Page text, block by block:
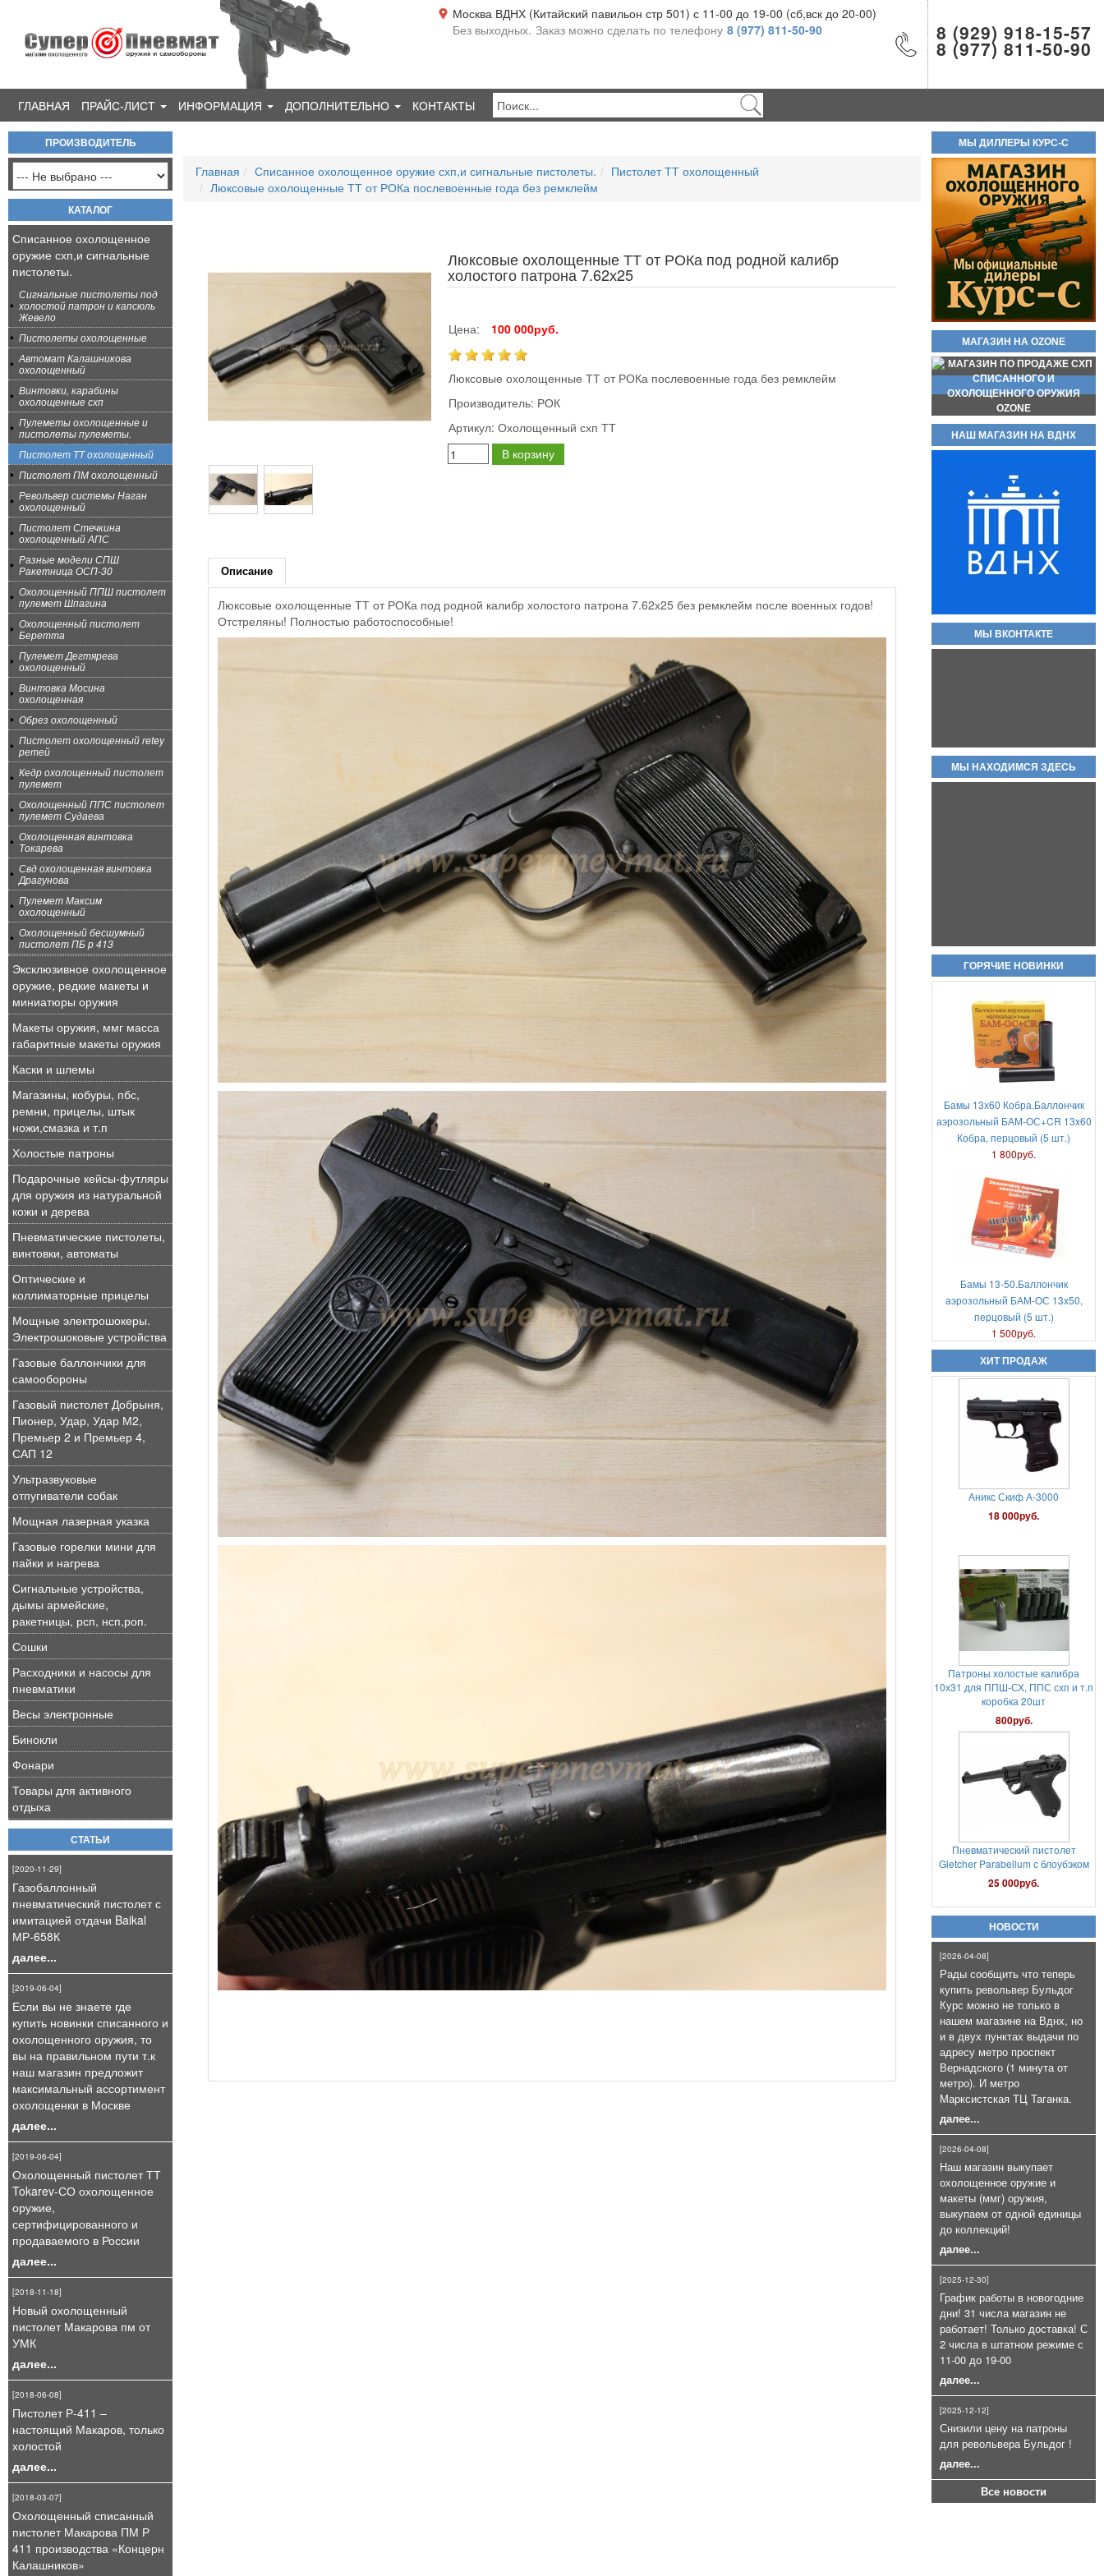
Москва ВДНХ (Китайский павильон стр 501) с 11-00 до 19-00 (сб,вск до 20-00)
Без выходных. Заказ можно сделать по телефону 8 (977) 811-50-90 8 (929) 918-15-57
8 (977) 811-50-90
ГЛАВНАЯ ПРАЙС-ЛИСТ ИНФОРМАЦИЯ ДОПОЛНИТЕЛЬНО КОНТАКТЫ
ПРОИЗВОДИТЕЛЬ
КАТАЛОГ
Списанное охолощенное
оружие схп,и сигнальные
пистолеты.
Сигнальные пистолеты под
холостой патрон и капсюль
Жевело
Пистолеты охолощенные
Автомат Калашникова
охолощенный
Винтовки, карабины
охолощенные схп
Пулеметы охолощенные и
пистолеты пулеметы.
Пистолет ТТ охолощенный
Пистолет ПМ охолощенный
Револьвер системы Наган
охолощенный
Пистолет Стечкина
охолощенный АПС
Разные модели СПШ
Ракетница ОСП-30
Охолощенный ППШ пистолет
пулемет Шпагина
Охолощенный пистолет
Беретта
Пулемет Дегтярева
охолощенный
Винтовка Мосина
охолощенная
Обрез охолощенный
Пистолет охолощенный retey
ретей
Кедр охолощенный пистолет
пулемет
Охолощенный ППС пистолет
пулемет Судаева
Охолощенная винтовка
Токарева
Свд охолощенная винтовка
Драгунова
Пулемет Максим
охолощенный
Охолощенный бесшумный
пистолет ПБ р 413
Эксклюзивное охолощенное
оружие, редкие макеты и
миниатюры оружия
Макеты оружия, ммг масса
габаритные макеты оружия
Каски и шлемы
Магазины, кобуры, пбс,
ремни, прицелы, штык
ножи,смазка и т.п
Холостые патроны
Подарочные кейсы-футляры
для оружия из натуральной
кожи и дерева
Пневматические пистолеты,
винтовки, автоматы
Оптические и
коллиматорные прицелы
Мощные электрошокеры.
Электрошоковые устройства
Газовые баллончики для
самообороны
Газовый пистолет Добрыня,
Пионер, Удар, Удар М2,
Премьер 2 и Премьер 4,
САП 12
Ультразвуковые
отпугиватели собак
Мощная лазерная указка
Газовые горелки мини для
пайки и нагрева
Сигнальные устройства,
дымы армейские,
ракетницы, рсп, нсп,роп.
Сошки
Расходники и насосы для
пневматики
Весы электронные
Бинокли
Фонари
Товары для активного
отдыха
СТАТЬИ
[2020-11-29]
Газобаллонный
пневматический пистолет с
имитацией отдачи Baikal
МР-658К
далее...
[2019-06-04]
Если вы не знаете где
купить новинки списанного и
охолощенного оружия, то
вы на правильном пути т.к
наш магазин предложит
максимальный ассортимент
охолощенки в Москве
далее...
[2019-06-04]
Охолощенный пистолет ТТ
Tokarev-СО охолощенное
оружие,
сертифицированного и
продаваемого в России
далее...
[2018-11-18]
Новый охолощенный
пистолет Макарова пм от
УМК
далее...
[2018-06-08]
Пистолет Р-411 –
настоящий Макаров, только
холостой
далее...
[2018-03-07]
Охолощенный списанный
пистолет Макарова ПМ Р
411 производства «Концерн
Калашников»
МЫ ДИЛЛЕРЫ КУРС-С
МАГАЗИН НА OZONE
НАШ МАГАЗИН НА ВДНХ
МЫ ВКОНТАКТЕ
МЫ НАХОДИМСЯ ЗДЕСЬ
ГОРЯЧИЕ НОВИНКИ
Бамы 13х60 Кобра.Баллончик
аэрозольный БАМ-ОС+CR 13x60
Кобра, перцовый (5 шт.)
1 800руб.
Бамы 13-50.Баллончик
аэрозольный БАМ-ОС 13x50,
перцовый (5 шт.)
1 500руб.
ХИТ ПРОДАЖ
ОПТ!! В полном комплекте!
Самовывоз доступен по трем
адресам.
55 000руб.
Баллон СО2 Quarta 12гр.
60руб.
Магазин для пистолета макарова
(пм) складские новые без
и подавателем.
2 000руб.
Охолощенный пистолет ПМ
Р-411 СХП В НАЛИЧИИ
КОВАНЫЕ ВАРИАНТЫ!!
Пневматический пистолет Аникс
А-112 (Anics A-112)
Аэрозольный газовый пистолет
Удар-М2
6 000руб.
Аникс Скиф А-3000
18 000руб.
Патроны холостые калибра
10х31 для ППШ-СХ, ППС схп и т.п
коробка 20шт
Пневматический пистолет
Gletcher Parabellum с блоубэком
25 000руб.
Патроны сигнальные Hilti
Коричневые к LOM-S и Сталкеру
(100 шт)
Газовый баллончик Black OS+CS
75мл очень эффективный
800руб.
Патроны сигнальные 4 калибра
для СПШ ракетницы (26, 5 мм.)
400руб.
Холостой патрон 9Р.А (9П,А)
9Х22мм пачка 20шт
НОВОСТИ
[2026-04-08]
Рады сообщить что теперь
купить револьвер Бульдог
Курс можно не только в
нашем магазине на Вднх, но
и в двух пунктах выдачи по
адресу метро проспект
Вернадского (1 минута от
метро). И метро
Марксистская ТЦ Таганка.
далее...
[2026-04-08]
Наш магазин выкупает
охолощенное оружие и
макеты (ммг) оружия,
выкупаем от одной единицы
до коллекций!
далее...
[2025-12-30]
График работы в новогодние
дни! 31 числа магазин не
работает! Только доставка! С
2 числа в штатном режиме с
11-00 до 19-00
далее...
[2025-12-12]
Снизили цену на патроны
для револьвера Бульдог !
далее...
Все новости
Главная Списанное охолощенное оружие схп,и сигнальные пистолеты.
Пистолет ТТ охолощенный
Люксовые охолощенные ТТ от РОКа послевоенные года без ремклейм
Люксовые охолощенные ТТ от РОКа под родной калибр
холостого патрона 7.62х25
Цена: 100 000руб.
Люксовые охолощенные ТТ от РОКа послевоенные года без ремклейм
Производитель: РОК
Артикул: Охолощенный схп ТТ
В корзину
Описание
Люксовые охолощенные ТТ от РОКа под родной калибр холостого патрона 7.62х25 без ремклейм после военных годов!
Отстреляны! Полностью работоспособные!